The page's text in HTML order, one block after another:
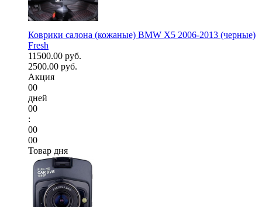
Коврики салона (кожаные) BMW X5 2006-2013 (черные)
Fresh
11500.00 руб.
2500.00 руб.
Акция
00
дней
00
:
00
00
Товар дня